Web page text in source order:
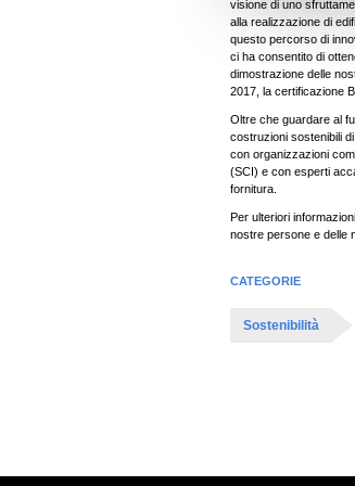
e
l
c
o
n
s
e
s
visione di uno
alla realizzazione di
questo percorso di
ci ha consentito di
dimostrazione delle
2017, la certificazione
Oltre che guardare al
costruzioni sostenibili
con organizzazioni
(SCI) e con esperti
fornitura.
Per ulteriori
nostre persone e delle
CATEGORIE
Sostenibilità